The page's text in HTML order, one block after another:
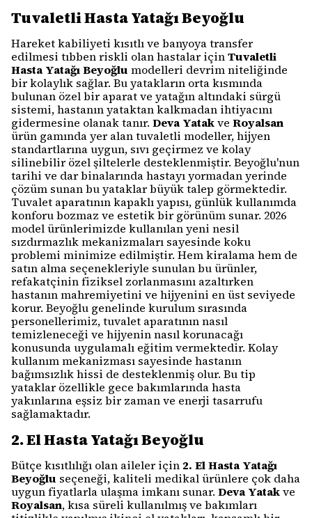
Tuvaletli Hasta Yatağı Beyoğlu
Hareket kabiliyeti kısıtlı ve banyoya transfer
edilmesi tıbben riskli olan hastalar içinTuvaletli
Hasta Yatağı Beyoğlu modelleri devrim niteliğinde
bir kolaylık sağlar. Bu yatakların orta kısmında
bulunan özel bir aparat ve yatağın altındaki sürgü
sistemi, hastanın yataktan kalkmadan ihtiyacını
gidermesine olanak tanır. Deva Yatakve Royalsan
ürün gamında yer alan tuvaletli modeller, hijyen
standartlarına uygun, sıvı geçirmez ve kolay
silinebilir özel şiltelerle desteklenmiştir. Beyoğlu'nun
tarihi ve dar binalarında hastayı yormadan yerinde
çözüm sunan bu yataklar büyük talep görmektedir.
Tuvalet aparatının kapaklı yapısı, günlük kullanımda
konforu bozmaz ve estetik bir görünüm sunar. 2026
model ürünlerimizde kullanılan yeni nesil
sızdırmazlık mekanizmaları sayesinde koku
problemi minimize edilmiştir. Hem kiralama hem de
satın alma seçenekleriyle sunulan bu ürünler,
refakatçinin fiziksel zorlanmasını azaltırken
hastanın mahremiyetini ve hijyenini en üst seviyede
korur. Beyoğlu genelinde kurulum sırasında
personellerimiz, tuvalet aparatının nasıl
temizleneceği ve hijyenin nasıl korunacağı
konusunda uygulamalı eğitim vermektedir. Kolay
kullanım mekanizması sayesinde hastanın
bağımsızlık hissi de desteklenmiş olur. Bu tip
yataklar özellikle gece bakımlarında hasta
yakınlarına eşsiz bir zaman ve enerji tasarrufu
sağlamaktadır.
2. El Hasta Yatağı Beyoğlu
Bütçe kısıtlılığı olan aileler için 2. El Hasta Yatağı
Beyoğlu seçeneği, kaliteli medikal ürünlere çok daha
uygun fiyatlarla ulaşma imkanı sunar. Deva Yatakve
Royalsan, kısa süreli kullanılmış ve bakımları